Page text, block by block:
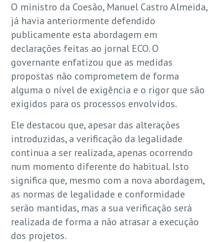
O ministro da Coesão, Manuel Castro Almeida,
já havia anteriormente defendido
publicamente esta abordagem em
declarações feitas ao jornal ECO. O
governante enfatizou que as medidas
propostas não comprometem de forma
alguma o nível de exigência e o rigor que são
exigidos para os processos envolvidos.
Ele destacou que, apesar das alterações
introduzidas, a verificação da legalidade
continua a ser realizada, apenas ocorrendo
num momento diferente do habitual. Isto
significa que, mesmo com a nova abordagem,
as normas de legalidade e conformidade
serão mantidas, mas a sua verificação será
realizada de forma a não atrasar a execução
dos projetos.